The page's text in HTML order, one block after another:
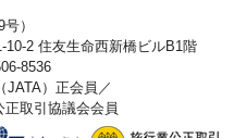
）
10-2 住友生命西新橋ビルB1階
8536
JATA）正会員／
正取引協議会会員